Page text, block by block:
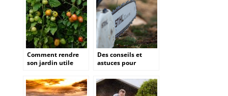
Comment rendre
son jardin utile
tomates?
Des conseils et
astuces pour
affuteuse de chaine
à tronçonneuse